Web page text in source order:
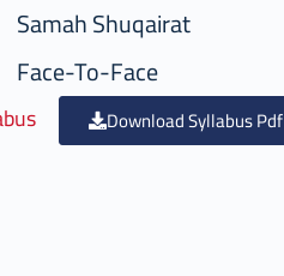
Samah Shuqairat
Face-To-Face
Download Syllabus Pdf